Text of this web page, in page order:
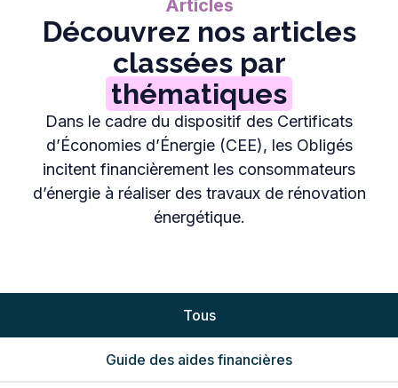
Articles
Découvrez nos articles
classées par
thématiques
Dans le cadre du dispositif des Certificats
d’Économies d’Énergie (CEE), les Obligés
incitent financièrement les consommateurs
d’énergie à réaliser des travaux de rénovation
énergétique.
Tous
Guide des aides financières